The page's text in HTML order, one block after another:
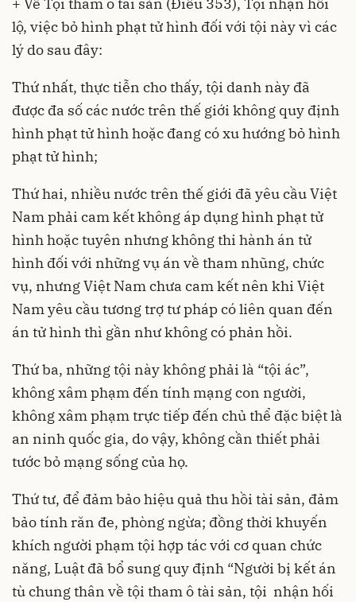
+ Về Tội tham ô tài sản (Điều 353), Tội nhận hối
lộ, việc bỏ hình phạt tử hình đối với tội này vì các
lý do sau đây:
Thứ nhất, thực tiễn cho thấy, tội danh này đã
được đa số các nước trên thế giới không quy định
hình phạt tử hình hoặc đang có xu hướng bỏ hình
phạt tử hình;
Thứ hai, nhiều nước trên thế giới đã yêu cầu Việt
Nam phải cam kết không áp dụng hình phạt tử
hình hoặc tuyên nhưng không thi hành án tử
hình đối với những vụ án về tham nhũng, chức
vụ, nhưng Việt Nam chưa cam kết nên khi Việt
Nam yêu cầu tương trợ tư pháp có liên quan đến
án tử hình thì gần như không có phản hồi.
Thứ ba, những tội này không phải là “tội ác”,
không xâm phạm đến tính mạng con người,
không xâm phạm trực tiếp đến chủ thể đặc biệt là
an ninh quốc gia, do vậy, không cần thiết phải
tước bỏ mạng sống của họ.
Thứ tư, để đảm bảo hiệu quả thu hồi tài sản, đảm
bảo tính răn đe, phòng ngừa; đồng thời khuyến
khích người phạm tội hợp tác với cơ quan chức
năng, Luật đã bổ sung quy định “Người bị kết án
tù chung thân về tội tham ô tài sản, tội nhận hối